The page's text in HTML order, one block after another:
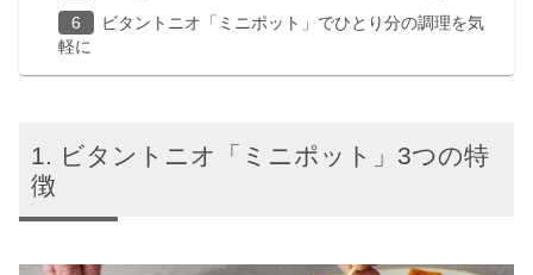
ビタントニオ「ミニポット」でひとり分の調理を気
軽に
ビタントニオ「ミニポット」3つの特
徴